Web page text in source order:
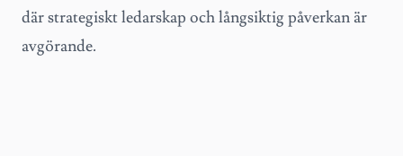
där strategiskt ledarskap och långsiktig påverkan är
avgörande.